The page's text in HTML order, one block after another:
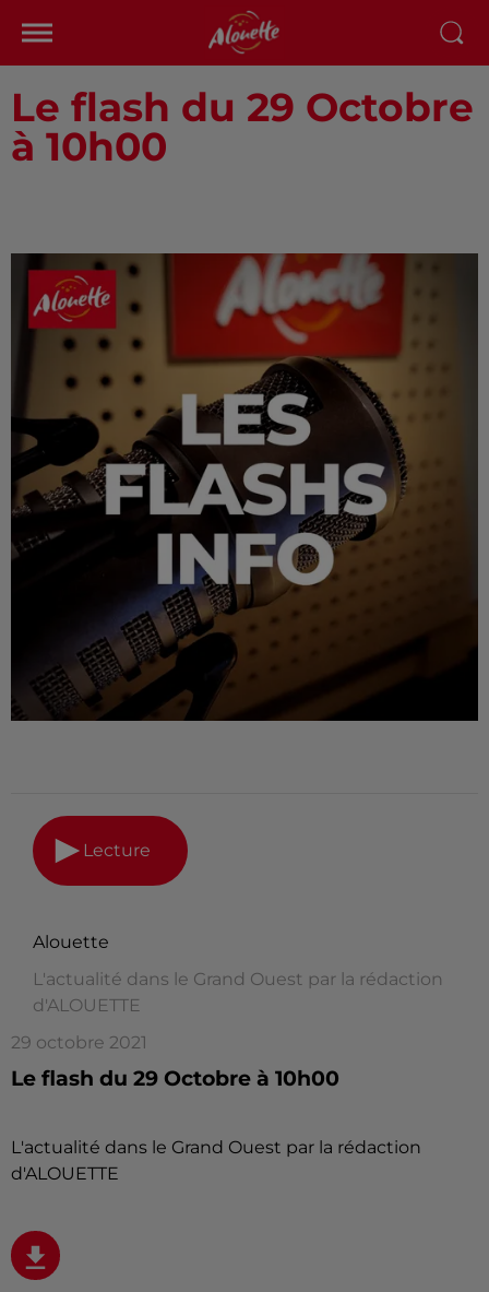
Le flash du 29 Octobre
à 10h00
Lecture
Alouette
L'actualité dans le Grand Ouest par la rédaction
d'ALOUETTE
29 octobre 2021
Le flash du 29 Octobre à 10h00
L'actualité dans le Grand Ouest par la rédaction
d'ALOUETTE